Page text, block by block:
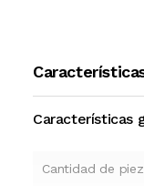
Características
Cantidad de